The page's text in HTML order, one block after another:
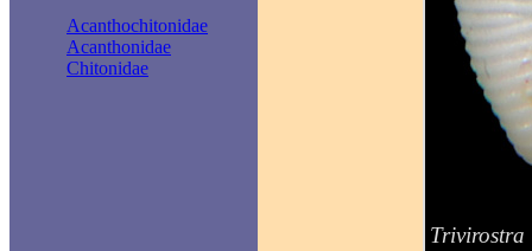
Acanthochitonidae
Acanthonidae
Chitonidae
Trivirostra